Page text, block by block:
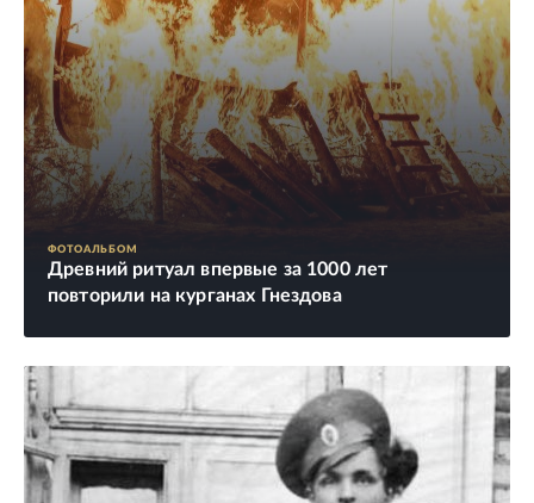
ФОТОАЛЬБОМ
Древний ритуал впервые за 1000 лет
повторили на курганах Гнездова